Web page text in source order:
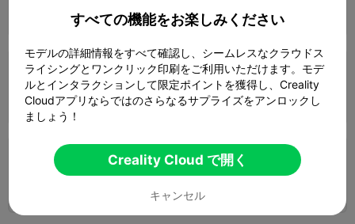
 02h 28m
0.2mm layer, 2 walls, 15% infill
 04h 34m  2 プレート  98.29g
0.2mm layer, 2 walls, 15% infill
すべての機能をお楽しみください
モデルの詳細情報をすべて確認し、シームレスなクラウドス
ライシングとワンクリック印刷をご利用いただけます。モデ
ルとインタラクションして限定ポイントを獲得し、Creality
Cloudアプリならではのさらなるサプライズをアンロックし
ましょう！
Creality Cloud で開く
キャンセル